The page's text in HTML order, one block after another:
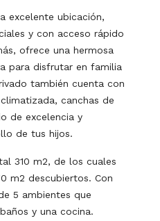
excelente ubicación,
y con acceso rápido
ofrece una hermosa
para disfrutar en familia
también cuenta con
canchas de
de excelencia y
de tus hijos.
310 m2, de los cuales
m2 descubiertos. Con
5 ambientes que
y una cocina.